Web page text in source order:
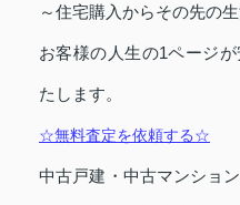
～住宅購入からその先の
お客様の人生の1ページ
たします。
☆無料査定を依頼する☆
中古戸建・中古マンショ